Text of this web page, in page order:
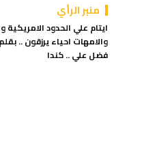
منبر الرأي
ايتام علي الحدود الامريكية
والامهات احياء يرزقون ..
فضل علي .. كندا